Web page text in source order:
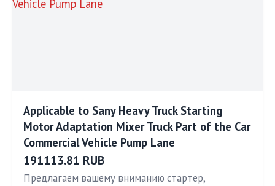
Applicable to Sany Heavy Truck Starting
Motor Adaptation Mixer Truck Part of the Car
Commercial Vehicle Pump Lane
191113.81 RUB
Предлагаем вашему вниманию стартер,